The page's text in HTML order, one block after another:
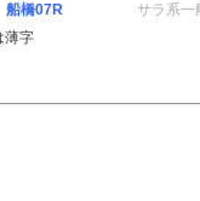
船橋07R
サラ系
薄字